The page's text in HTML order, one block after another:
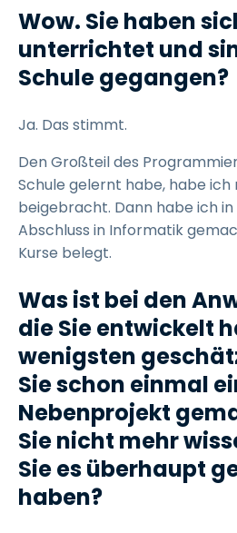
Wow. Sie haben
unterrichtet und
Schule gegangen?
Ja. Das stimmt.
Den Großteil des
Schule gelernt habe, habe ich
beigebracht. Dann habe ich
Abschluss in Informatik
Kurse belegt.
Was ist bei den
die Sie entwickelt
wenigsten
Sie schon einmal
Nebenprojekt
Sie nicht mehr
Sie es überhaupt
haben?